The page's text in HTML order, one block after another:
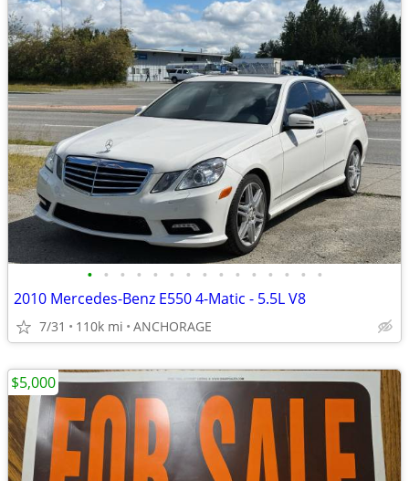
• • • • • • • • • • • • • • •
2010 Mercedes-Benz E550 4-Matic - 5.5L V8
7/31 110k mi ANCHORAGE
$5,000